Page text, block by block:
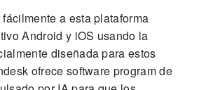
a esta plataforma
Android y iOS usando la
diseñada para estos
ofrece software program de